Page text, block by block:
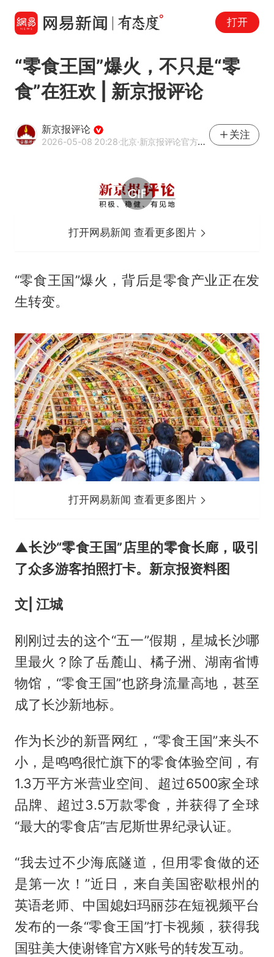
打开
“零食王国”爆火，不只是“零
食”在狂欢 | 新京报评论
新京报评论
2026-05-08 20:28·北京·新京报评论官方网易号
关注
打开网易新闻 查看更多图片
“零食王国”爆火，背后是零食产业正在发
生转变。
打开网易新闻 查看更多图片
▲长沙“零食王国”店里的零食长廊，吸引
了众多游客拍照打卡。新京报资料图
文| 江城
刚刚过去的这个“五一”假期，星城长沙哪
里最火？除了岳麓山、橘子洲、湖南省博
物馆，“零食王国”也跻身流量高地，甚至
成了长沙新地标。
作为长沙的新晋网红，“零食王国”来头不
小，是鸣鸣很忙旗下的零食体验空间，有
1.3万平方米营业空间、超过6500家全球
品牌、超过3.5万款零食，并获得了全球
“最大的零食店”吉尼斯世界纪录认证。
“我去过不少海底隧道，但用零食做的还
是第一次！”近日，来自美国密歇根州的
英语老师、中国媳妇玛丽莎在短视频平台
发布的一条“零食王国”打卡视频，获得我
国驻美大使谢锋官方X账号的转发互动。